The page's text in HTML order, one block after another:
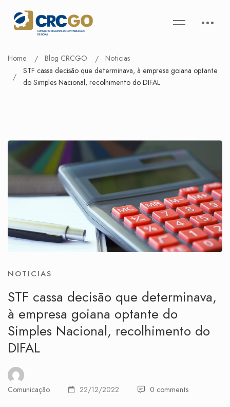
Home Blog CRCGO
Noticias
STF cassa decisão que determinava, à empresa goiana optante
do Simples Nacional, recolhimento do DIFAL
NOTICIAS
STF cassa decisão que determinava,
à empresa goiana optante do
Simples Nacional, recolhimento do
DIFAL
Comunicação 22/12/2022 0 comments